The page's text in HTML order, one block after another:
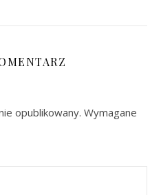
opublikowany. Wymagane